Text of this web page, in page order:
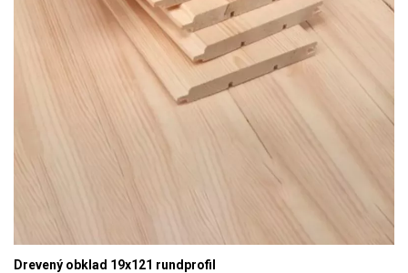
Drevený obklad 19x121 rundprofil